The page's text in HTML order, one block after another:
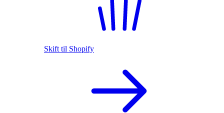
Skift til Shopify